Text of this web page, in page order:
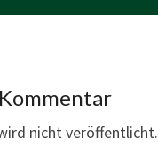
nicht veröffentlicht.